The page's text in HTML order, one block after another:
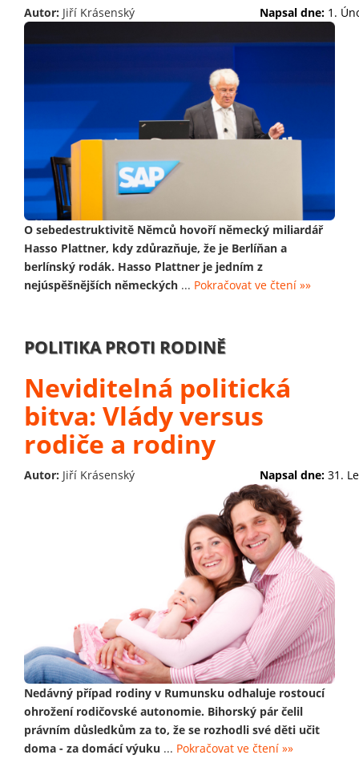
Autor: Jiří Krásenský Napsal dne: 1.
O sebedestruktivitě Němců hovoří německý miliardář
Hasso Plattner, kdy zdůrazňuje, že je Berlíňan a
berlínský rodák. Hasso Plattner je jedním z
nejúspěšnějších německých ... Pokračovat ve čtení »»
POLITIKA PROTI RODINĚ
Neviditelná politická
bitva: Vlády versus
rodiče a rodiny
Autor: Jiří Krásenský Napsal dne: 31.
Nedávný případ rodiny v Rumunsku odhaluje rostoucí
ohrožení rodičovské autonomie. Bihorský pár čelil
právním důsledkům za to, že se rozhodli své děti učit
doma - za domácí výuku ... Pokračovat ve čtení »»